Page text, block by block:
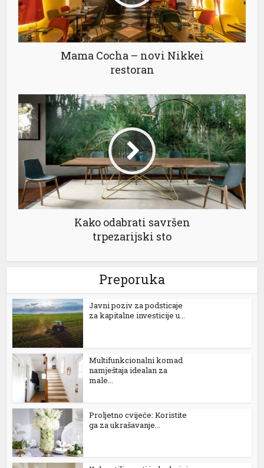
Mama Cocha – novi Nikkei
restoran
Kako odabrati savršen
trpezarijski sto
Preporuka
Јavni poziv za podsticaje
za kapitalne investicije u...
Multifunkcionalni komad
namještaja idealan za
male...
Proljetno cvijeće: Koristite
ga za ukrašavanje...